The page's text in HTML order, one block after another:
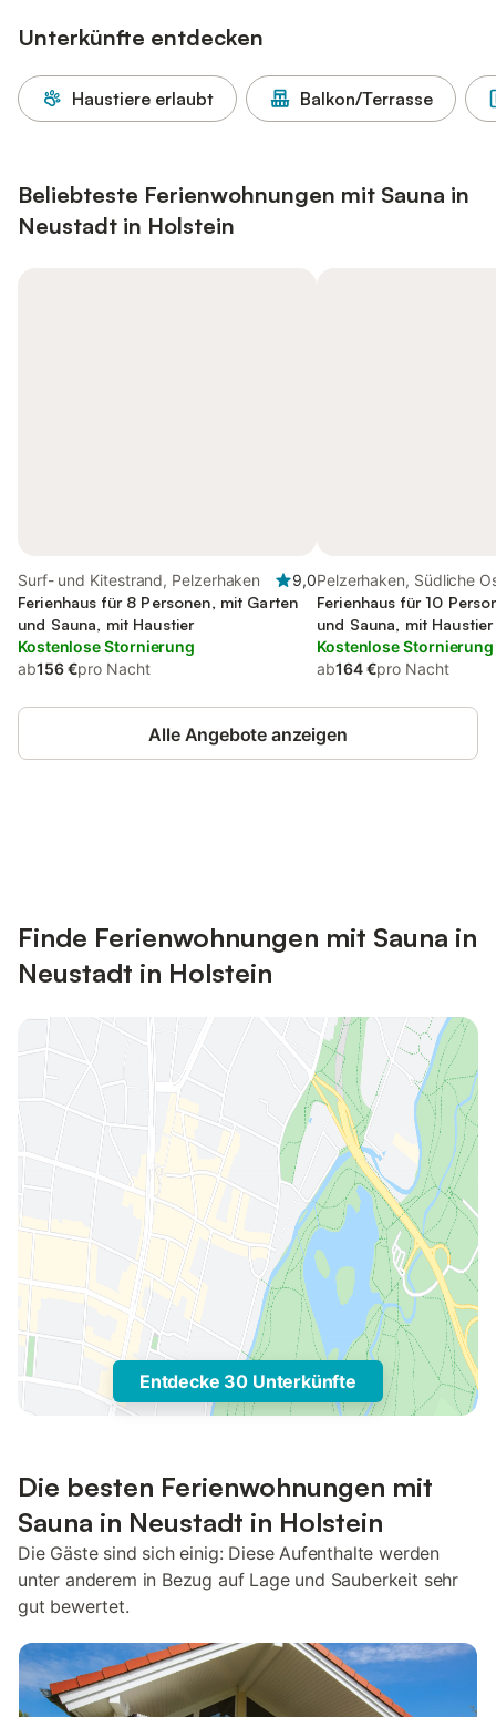
Unterkünfte entdecken
Haustiere erlaubt Balkon/Terrasse
Beliebteste Ferienwohnungen mit Sauna in
Neustadt in Holstein
Surf- und Kitestrand, Pelzerhaken
9,0
Ferienhaus für 8 Personen, mit Garten
und Sauna, mit Haustier
Kostenlose Stornierung
ab156 €pro Nacht
Pelzerhaken, Südliche
Ferienhaus für 10
und Sauna, mit Haustier
Kostenlose Stornierung
ab164 €pro Nacht
Alle Angebote anzeigen
Finde Ferienwohnungen mit Sauna in
Neustadt in Holstein
Entdecke 30 Unterkünfte
Die besten Ferienwohnungen mit
Sauna in Neustadt in Holstein
Die Gäste sind sich einig: Diese Aufenthalte werden
unter anderem in Bezug auf Lage und Sauberkeit sehr
gut bewertet.